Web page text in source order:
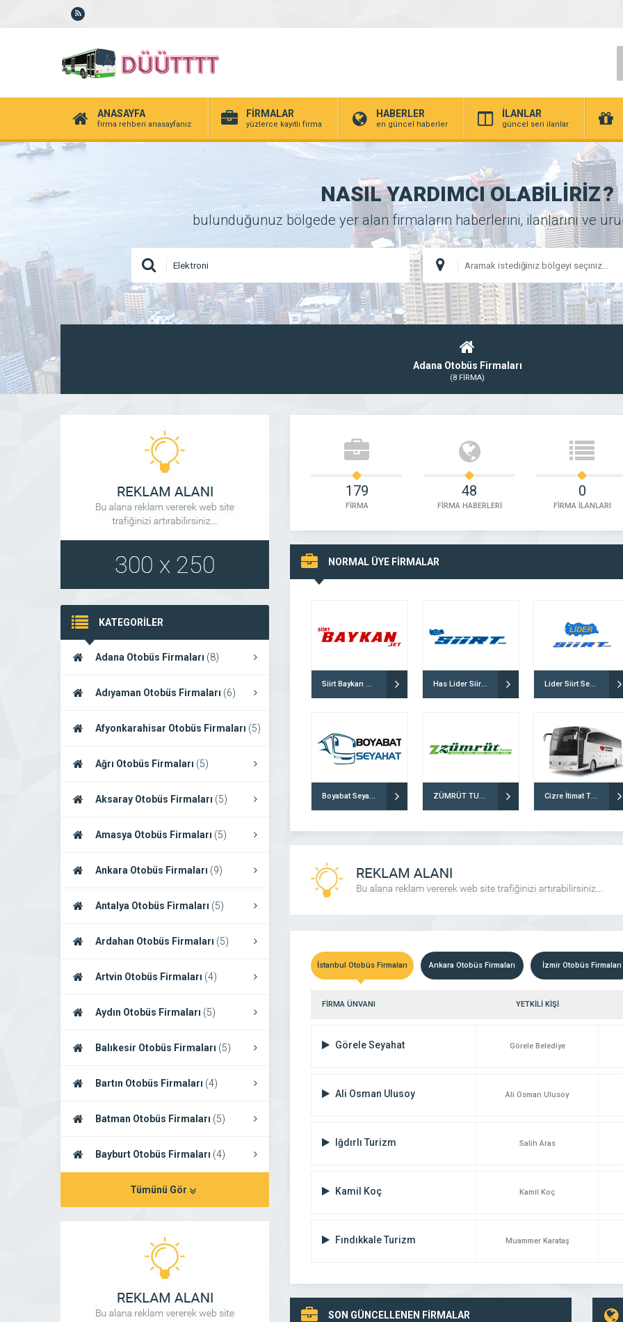
ANASAYFA
firma rehberi anasayfanız
FİRMALAR
yüzlerce kayıtlı firma
HABERLER
en güncel haberler
İLANLAR
güncel seri ilanlar
NASIL YARDIMCI OLABİLİRİZ?
bulunduğunuz bölgede yer alan firmaların haberlerini, ilanlarını ve
Adana Otobüs Firmaları
(8 FİRMA)
KATEGORİLER
Adana Otobüs Firmaları (8)
Adıyaman Otobüs Firmaları (6)
Afyonkarahisar Otobüs Firmaları (5)
Ağrı Otobüs Firmaları (5)
Aksaray Otobüs Firmaları (5)
Amasya Otobüs Firmaları (5)
Ankara Otobüs Firmaları (9)
Antalya Otobüs Firmaları (5)
Ardahan Otobüs Firmaları (5)
Artvin Otobüs Firmaları (4)
Aydın Otobüs Firmaları (5)
Balıkesir Otobüs Firmaları (5)
Bartın Otobüs Firmaları (4)
Batman Otobüs Firmaları (5)
Bayburt Otobüs Firmaları (4)
Tümünü Gör
179
FİRMA
48
FİRMA HABERLERİ
0
FİRMA İLANLARI
NORMAL ÜYE FİRMALAR
Siirt Baykan Jet Turizm Has Lider Siirt Seyahat Lider Siirt Seyahat
Boyabat Seyahat ZÜMRÜT TURİZM Cizre İtimat Turizm
İstanbul Otobüs Firmaları Ankara Otobüs Firmaları İzmir Otobüs Firmaları
FİRMA ÜNVANI YETKİLİ KİŞİ
Görele Seyahat Görele Belediye
Ali Osman Ulusoy Ali Osman Ulusoy
Iğdırlı Turizm Salih Aras
Kamil Koç Kamil Koç
Fındıkkale Turizm Muammer Karataş
SON GÜNCELLENEN FİRMALAR